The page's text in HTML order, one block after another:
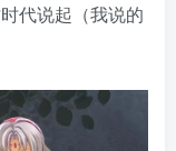
代说起（我说的